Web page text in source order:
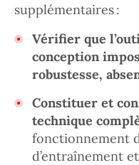
supplémentaires :
Vérifier que
conception
robustesse,
Constituer et
technique
fonctionnement
d’entraînement